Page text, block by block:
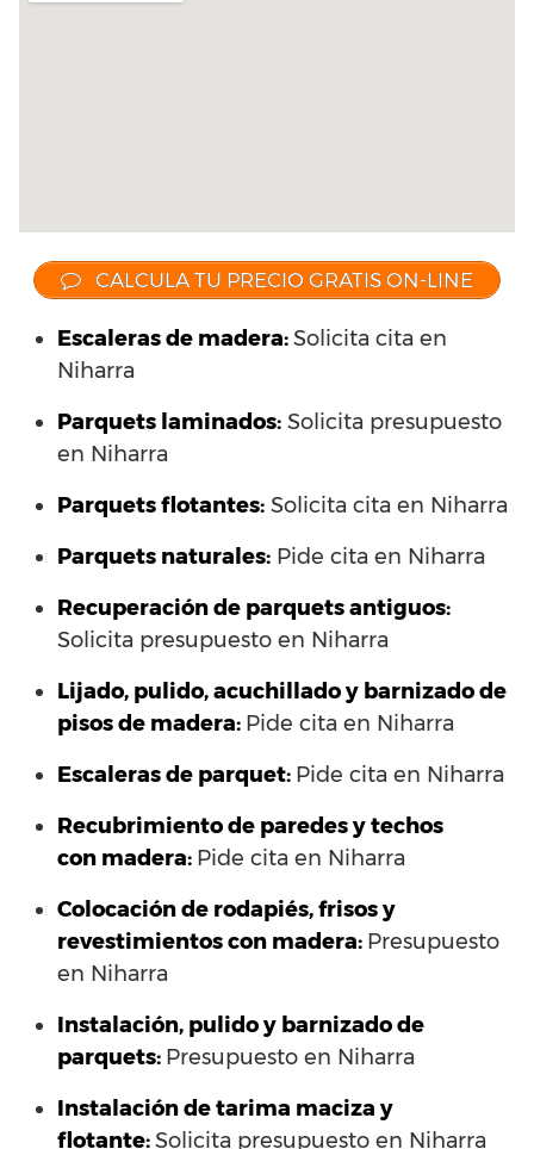
CALCULA TU PRECIO GRATIS ON-LINE
Escaleras de madera:Solicita cita en
Niharra
Parquets laminados: Solicita presupuesto
en Niharra
Parquets flotantes: Solicita cita en Niharra
Parquets naturales: Pide cita en Niharra
Recuperación de parquets antiguos:
Solicita presupuesto en Niharra
Lijado, pulido, acuchillado y barnizado de
pisos de madera: Pide cita en Niharra
Escaleras de parquet: Pide cita en Niharra
Recubrimiento de paredes y techos
con madera: Pide cita en Niharra
Colocación de rodapiés, frisos y
revestimientos con madera: Presupuesto
en Niharra
Instalación, pulido y barnizado de
parquets: Presupuesto en Niharra
Instalación de tarima maciza y
flotante:Solicita presupuesto en Niharra